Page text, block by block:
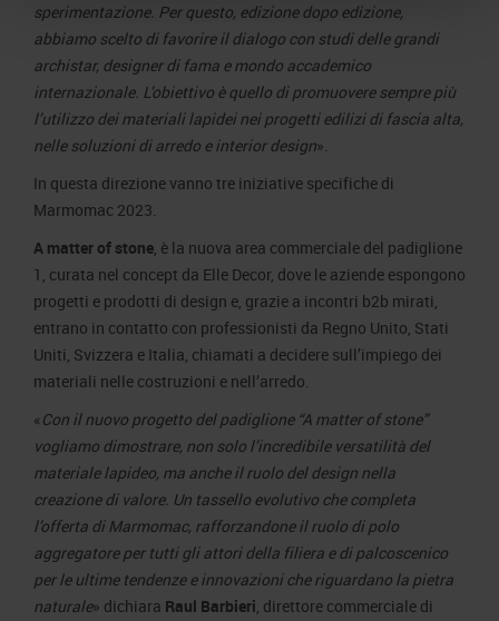
sperimentazione. Per questo, edizione dopo edizione,
abbiamo scelto di favorire il dialogo con studi delle grandi
archistar, designer di fama e mondo accademico
internazionale. L’obiettivo è quello di promuovere sempre più
l’utilizzo dei materiali lapidei nei progetti edilizi di fascia alta,
nelle soluzioni di arredo e interior design».
In questa direzione vanno tre iniziative specifiche di
Marmomac 2023.
A matter of stone, è la nuova area commerciale del padiglione
1, curata nel concept da Elle Decor, dove le aziende espongono
progetti e prodotti di design e, grazie a incontri b2b mirati,
entrano in contatto con professionisti da Regno Unito, Stati
Uniti, Svizzera e Italia, chiamati a decidere sull’impiego dei
materiali nelle costruzioni e nell’arredo.
«Con il nuovo progetto del padiglione “A matter of stone”
vogliamo dimostrare, non solo l’incredibile versatilità del
materiale lapideo, ma anche il ruolo del design nella
creazione di valore. Un tassello evolutivo che completa
l’offerta di Marmomac, rafforzandone il ruolo di polo
aggregatore per tutti gli attori della filiera e di palcoscenico
per le ultime tendenze e innovazioni che riguardano la pietra
naturale» dichiara Raul Barbieri, direttore commerciale di